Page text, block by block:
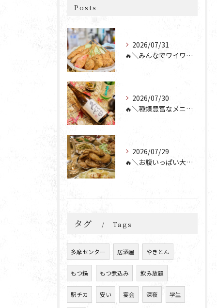
Posts
2026/07/31
🔥＼みんなでワイワイ楽しもう🎉／🔥
2026/07/30
🔥＼種類豊富なメニュー！／🔥
2026/07/29
🔥＼お腹いっぱい大満足💯／🔥
タグ Tags
多摩センター 居酒屋 やきとん
もつ鍋 もつ煮込み 飲み放題
駅チカ 安い 宴会 深夜 学生